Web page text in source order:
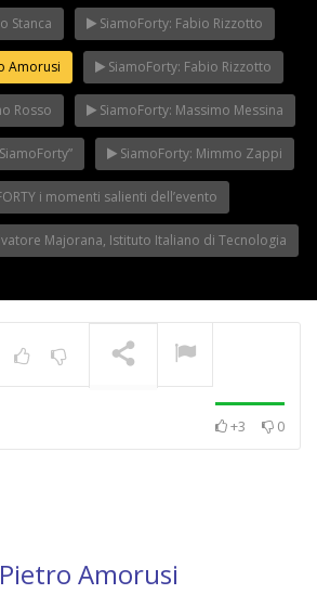
Stanca SiamoForty: Fabio Rizzotto
Amorusi SiamoForty: Fabio Rizzotto
Rosso SiamoForty: Massimo Messina
SiamoForty: Mimmo Zappi
i momenti salienti dell’evento
Majorana, Istituto Italiano di Tecnologia
+3 0
Amorusi